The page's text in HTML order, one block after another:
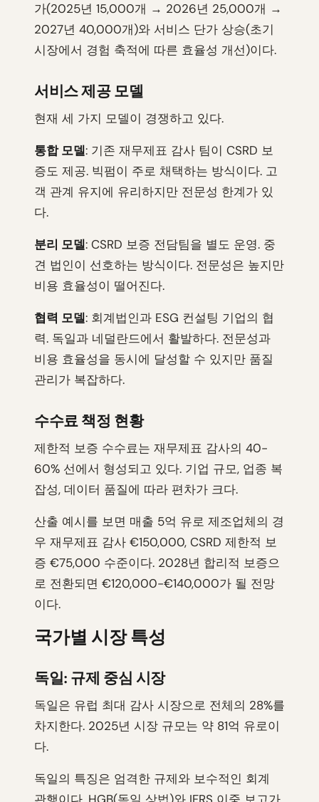
가(2025년 15,000개 → 2026년 25,000개 →
2027년 40,000개)와 서비스 단가 상승(초기
시장에서 경험 축적에 따른 효율성 개선)이다.
서비스 제공 모델
현재 세 가지 모델이 경쟁하고 있다.
통합 모델: 기존 재무제표 감사 팀이 CSRD 보
증도 제공. 빅펌이 주로 채택하는 방식이다. 고
객 관계 유지에 유리하지만 전문성 한계가 있
다.
분리 모델: CSRD 보증 전담팀을 별도 운영. 중
견 법인이 선호하는 방식이다. 전문성은 높지만
비용 효율성이 떨어진다.
협력 모델: 회계법인과 ESG 컨설팅 기업의 협
력. 독일과 네덜란드에서 활발하다. 전문성과
비용 효율성을 동시에 달성할 수 있지만 품질
관리가 복잡하다.
수수료 책정 현황
제한적 보증 수수료는 재무제표 감사의 40-
60% 선에서 형성되고 있다. 기업 규모, 업종 복
잡성, 데이터 품질에 따라 편차가 크다.
산출 예시를 보면 매출 5억 유로 제조업체의 경
우 재무제표 감사 €150,000, CSRD 제한적 보
증 €75,000 수준이다. 2028년 합리적 보증으
로 전환되면 €120,000-€140,000가 될 전망
이다.
국가별 시장 특성
독일: 규제 중심 시장
독일은 유럽 최대 감사 시장으로 전체의 28%를
차지한다. 2025년 시장 규모는 약 81억 유로이
다.
독일의 특징은 엄격한 규제와 보수적인 회계